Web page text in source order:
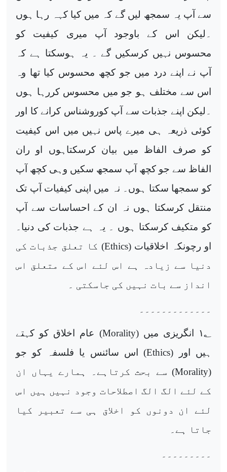
سے آپ یہ سمجھ لیں گے کہ میں کیا کہہ رہا ہوں
۔لیکن اس کے باوجود آپ میری کیفیت کو
محسوس نہیں کرسکیں گے ۔ یہ ہوسکتا ہے کہ
آپ نے اپنے درد میں جو کچھ محسوس کیا تھا وہ
اس سے مختلف ہو جو میں محسوس کررہا ہوں
۔لیکن اپنے جذبات سے آپ کوروشناس کرانے کا اور
کوئی ذریعہ ہی میرے پاس نہیں میں اس کیفیت
کو صرف الفاظ میں بیان کرسکتاہوں او ران
الفاظ سے جو کچھ آپ سمجھ سکیں وہی کچھ آپ
کو سمجھا سکتا ہوں۔ نہ میں اپنی کیفیات آپ تک
منتقل کرسکتا ہوں نہ ان کے احساسات سے آپ
کو متکیف کرسکتا ہوں ۔ یہ ہے جذبات کی دنیا۔
او رچونکہ اخلاقیات (Ethics) کا تعلق جذبات کی
دنیا سے زیادہ ہے اس لئے اس کے متعلق اس
انداز سے بات نہیں کی جاسکتی ۔
۔۔۔۔۔۔۔۔۔۔۔۔۔
۱؂ انگریزی میں ( Morality) عام اخلاق کو کہتے
ہیں اور (Ethics) اس سائنس یا فلسفہ کو جو
(
Morality) سے بحث کرتاہے۔ ہمارے یہاں ان
کے لئے الگ الگ اصطلاحات وجود نہیں ہیں اس
لئے ان دونوں کو اخلاق ہی سے تعبیر کیا
جاتا ہے۔
۔۔۔۔۔۔۔۔۔